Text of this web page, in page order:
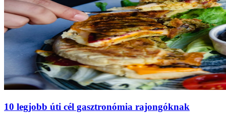
10 legjobb úti cél gasztronómia rajongóknak